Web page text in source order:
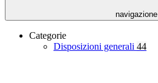
navigazione
Categorie
Disposizioni generali 44